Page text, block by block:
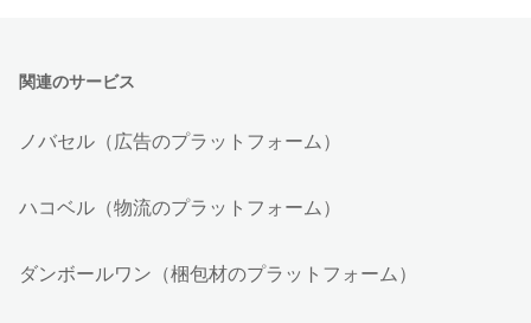
関連のサービス
ノバセル（広告のプラットフォーム）
ハコベル（物流のプラットフォーム）
ダンボールワン（梱包材のプラットフォーム）